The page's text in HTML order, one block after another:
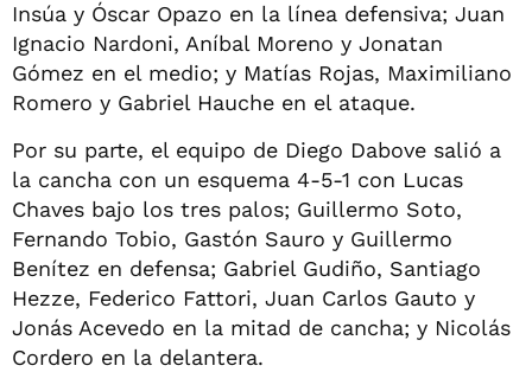
Insúa y Óscar Opazo en la línea defensiva; Juan
Ignacio Nardoni, Aníbal Moreno y Jonatan
Gómez en el medio; y Matías Rojas, Maximiliano
Romero y Gabriel Hauche en el ataque.
Por su parte, el equipo de Diego Dabove salió a
la cancha con un esquema 4-5-1 con Lucas
Chaves bajo los tres palos; Guillermo Soto,
Fernando Tobio, Gastón Sauro y Guillermo
Benítez en defensa; Gabriel Gudiño, Santiago
Hezze, Federico Fattori, Juan Carlos Gauto y
Jonás Acevedo en la mitad de cancha; y Nicolás
Cordero en la delantera.